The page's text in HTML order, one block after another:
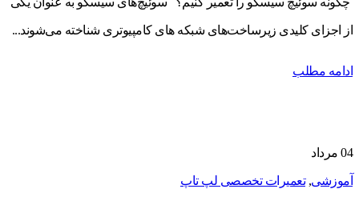
از اجزای کلیدی زیرساخت‌های شبکه‌ های کامپیوتری شناخته می‌شوند...
ادامه مطلب
04 مرداد
آموزشی,تعمیرات تخصصی لپ تاپ